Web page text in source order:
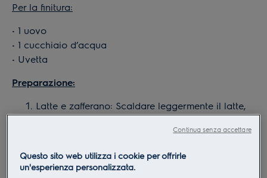
Per la finitura:
• 1 uovo
• 1 cucchiaio d’acqua
• Uvetta
Preparazione:
Latte e zafferano: Scaldare leggermente il latte,
per qualche minuto. Lasciare poi intiepidire.
lievito secco, si può mescolare direttamente con
Questo sito web utilizza i cookie per offrirle
un'esperienza personalizzata.
Continua senza accettare